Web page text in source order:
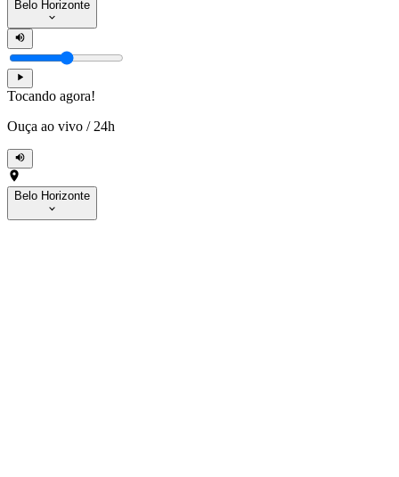
Belo Horizonte
Tocando agora!
Ouça ao vivo / 24h
Belo Horizonte